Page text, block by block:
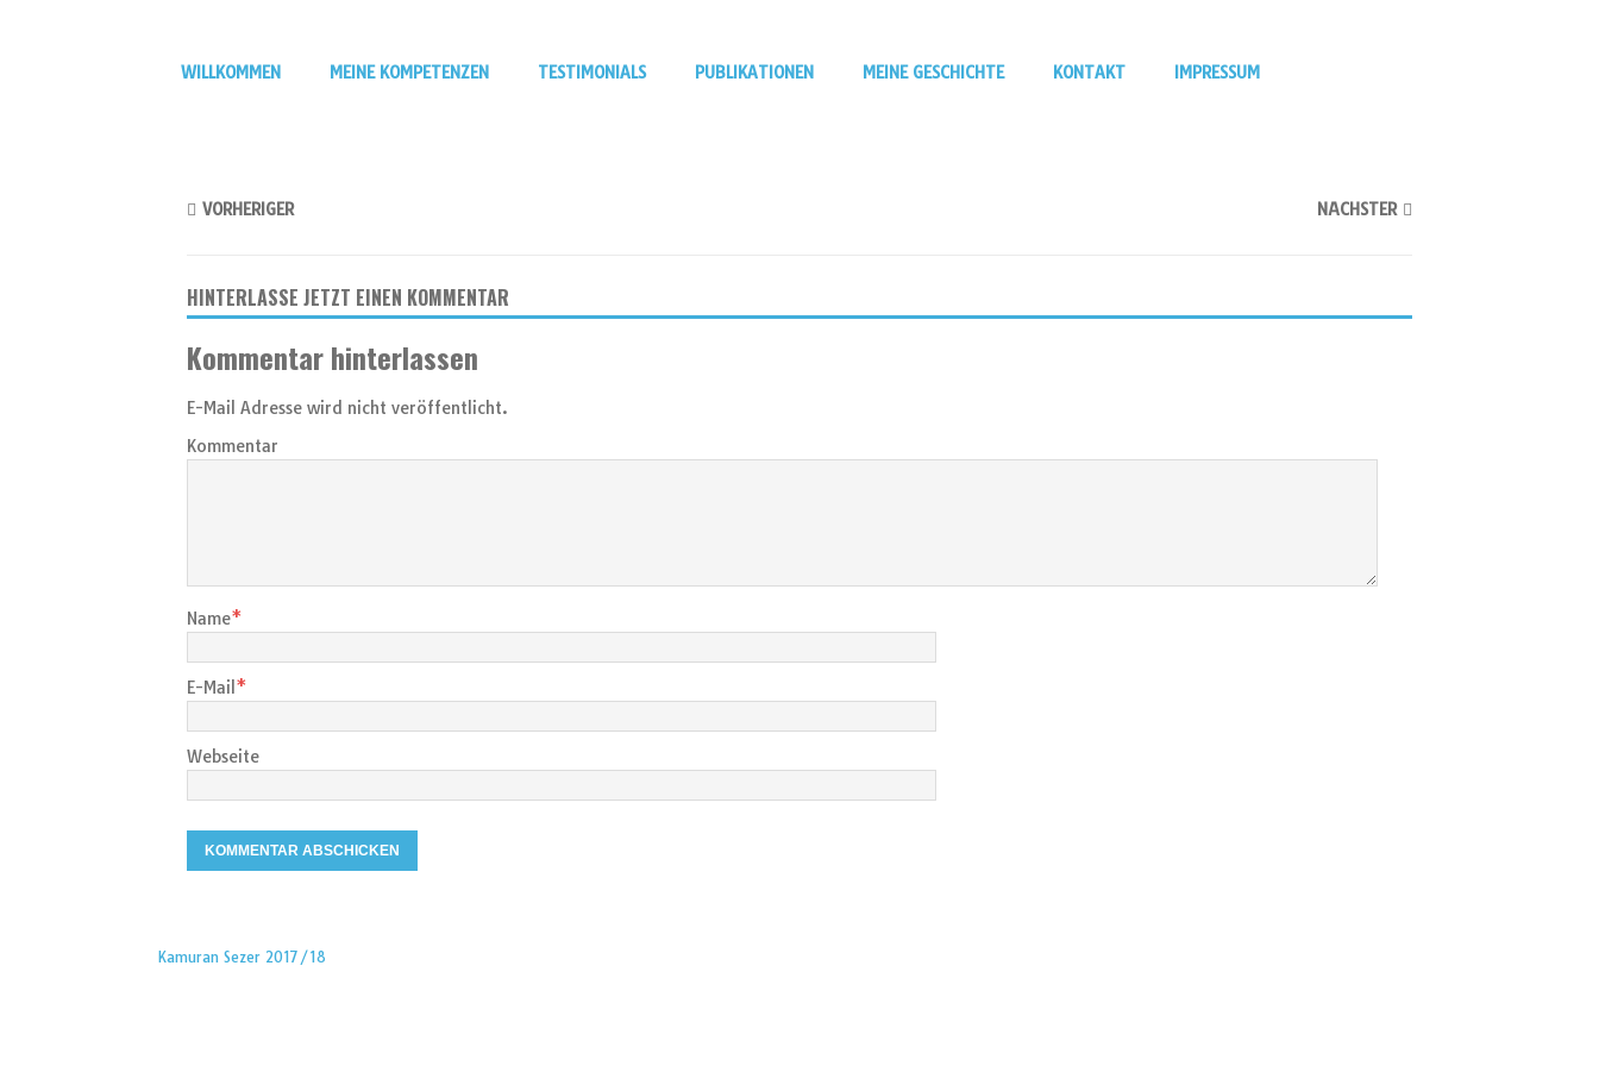
WILLKOMMEN MEINE KOMPETENZEN TESTIMONIALS PUBLIKATIONEN MEINE GESCHICHTE KONTAKT IMPRESSUM
VORHERIGER NÄCHSTER
HINTERLASSE JETZT EINEN KOMMENTAR
Kommentar hinterlassen
E-Mail Adresse wird nicht veröffentlicht.
Kommentar
Name*
E-Mail *
Webseite
Kamuran Sezer 2017/18